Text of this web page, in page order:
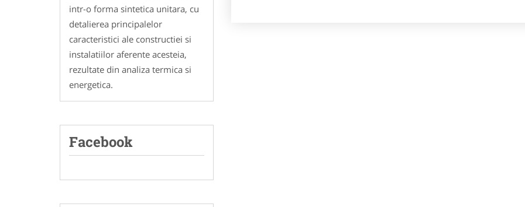
intr-o forma sintetica unitara, cu
detalierea principalelor
caracteristici ale constructiei si
instalatiilor aferente acesteia,
rezultate din analiza termica si
energetica.
Facebook